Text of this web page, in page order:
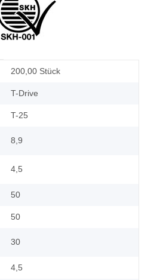
200,00 Stück
T-Drive
T-25
8,9
4,5
50
50
30
4,5